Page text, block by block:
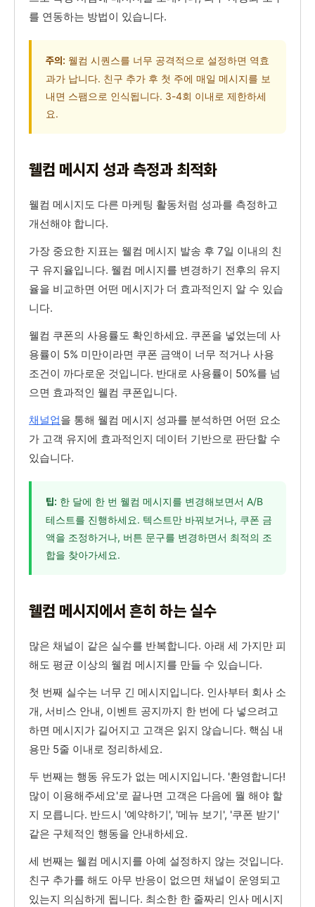
를 연동하는 방법이 있습니다.
주의: 웰컴 시퀀스를 너무 공격적으로 설정하면 역효
과가 납니다. 친구 추가 후 첫 주에 매일 메시지를 보
내면 스팸으로 인식됩니다. 3-4회 이내로 제한하세
요.
웰컴 메시지 성과 측정과 최적화
웰컴 메시지도 다른 마케팅 활동처럼 성과를 측정하고
개선해야 합니다.
가장 중요한 지표는 웰컴 메시지 발송 후 7일 이내의 친
구 유지율입니다. 웰컴 메시지를 변경하기 전후의 유지
율을 비교하면 어떤 메시지가 더 효과적인지 알 수 있습
니다.
웰컴 쿠폰의 사용률도 확인하세요. 쿠폰을 넣었는데 사
용률이 5% 미만이라면 쿠폰 금액이 너무 적거나 사용
조건이 까다로운 것입니다. 반대로 사용률이 50%를 넘
으면 효과적인 웰컴 쿠폰입니다.
채널업을 통해 웰컴 메시지 성과를 분석하면 어떤 요소
가 고객 유지에 효과적인지 데이터 기반으로 판단할 수
있습니다.
팁: 한 달에 한 번 웰컴 메시지를 변경해보면서 A/B
테스트를 진행하세요. 텍스트만 바꿔보거나, 쿠폰 금
액을 조정하거나, 버튼 문구를 변경하면서 최적의 조
합을 찾아가세요.
웰컴 메시지에서 흔히 하는 실수
많은 채널이 같은 실수를 반복합니다. 아래 세 가지만 피
해도 평균 이상의 웰컴 메시지를 만들 수 있습니다.
첫 번째 실수는 너무 긴 메시지입니다. 인사부터 회사 소
개, 서비스 안내, 이벤트 공지까지 한 번에 다 넣으려고
하면 메시지가 길어지고 고객은 읽지 않습니다. 핵심 내
용만 5줄 이내로 정리하세요.
두 번째는 행동 유도가 없는 메시지입니다. '환영합니다!
많이 이용해주세요'로 끝나면 고객은 다음에 뭘 해야 할
지 모릅니다. 반드시 '예약하기', '메뉴 보기', '쿠폰 받기'
같은 구체적인 행동을 안내하세요.
세 번째는 웰컴 메시지를 아예 설정하지 않는 것입니다.
친구 추가를 해도 아무 반응이 없으면 채널이 운영되고
있는지 의심하게 됩니다. 최소한 한 줄짜리 인사 메시지